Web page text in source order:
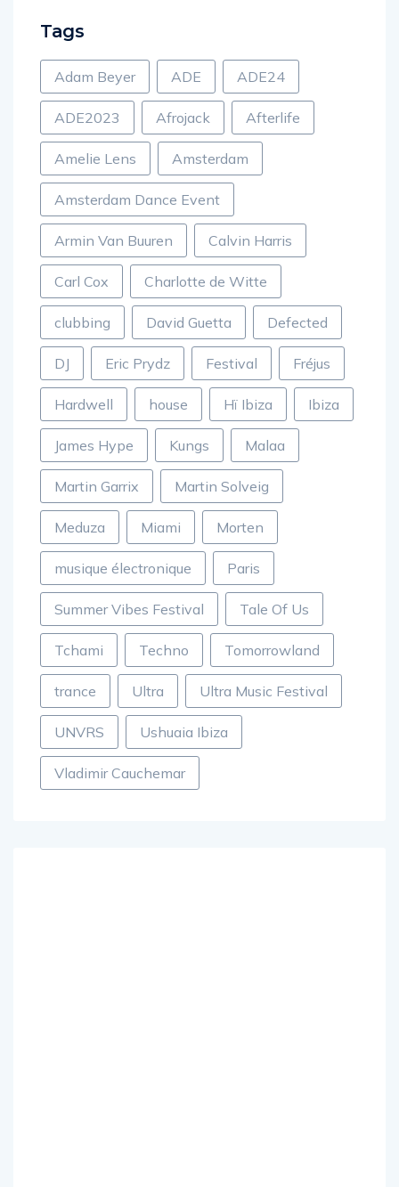
Tags
Adam Beyer ADE ADE24
ADE2023 Afrojack Afterlife
Amelie Lens Amsterdam
Amsterdam Dance Event
Armin Van Buuren Calvin Harris
Carl Cox Charlotte de Witte
clubbing David Guetta Defected
DJ Eric Prydz Festival Fréjus
Hardwell house Hï Ibiza Ibiza
James Hype Kungs Malaa
Martin Garrix Martin Solveig
Meduza Miami Morten
musique électronique Paris
Summer Vibes Festival Tale Of Us
Tchami Techno Tomorrowland
trance Ultra Ultra Music Festival
UNVRS Ushuaia Ibiza
Vladimir Cauchemar